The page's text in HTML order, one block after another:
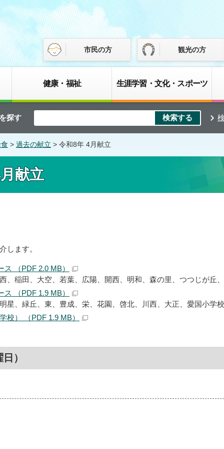
市民の方 観光の方
健康・福祉 生涯学習・文化・スポーツ
探す
> 過去の献立 > 令和8年 4月献立
献立
します。
（PDF 2.0 MB）
、稲田、大空、若葉、広陽、開西、明和、森の里、つつじが丘
（PDF 1.9 MB）
星、緑丘、東、豊成、栄、花園、啓北、川西、大正、愛国小学校
校） （PDF 1.9 MB）
）